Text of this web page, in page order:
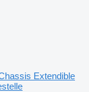
Extendible